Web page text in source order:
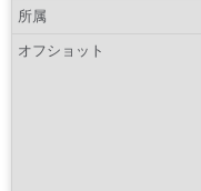
所属
オフショット